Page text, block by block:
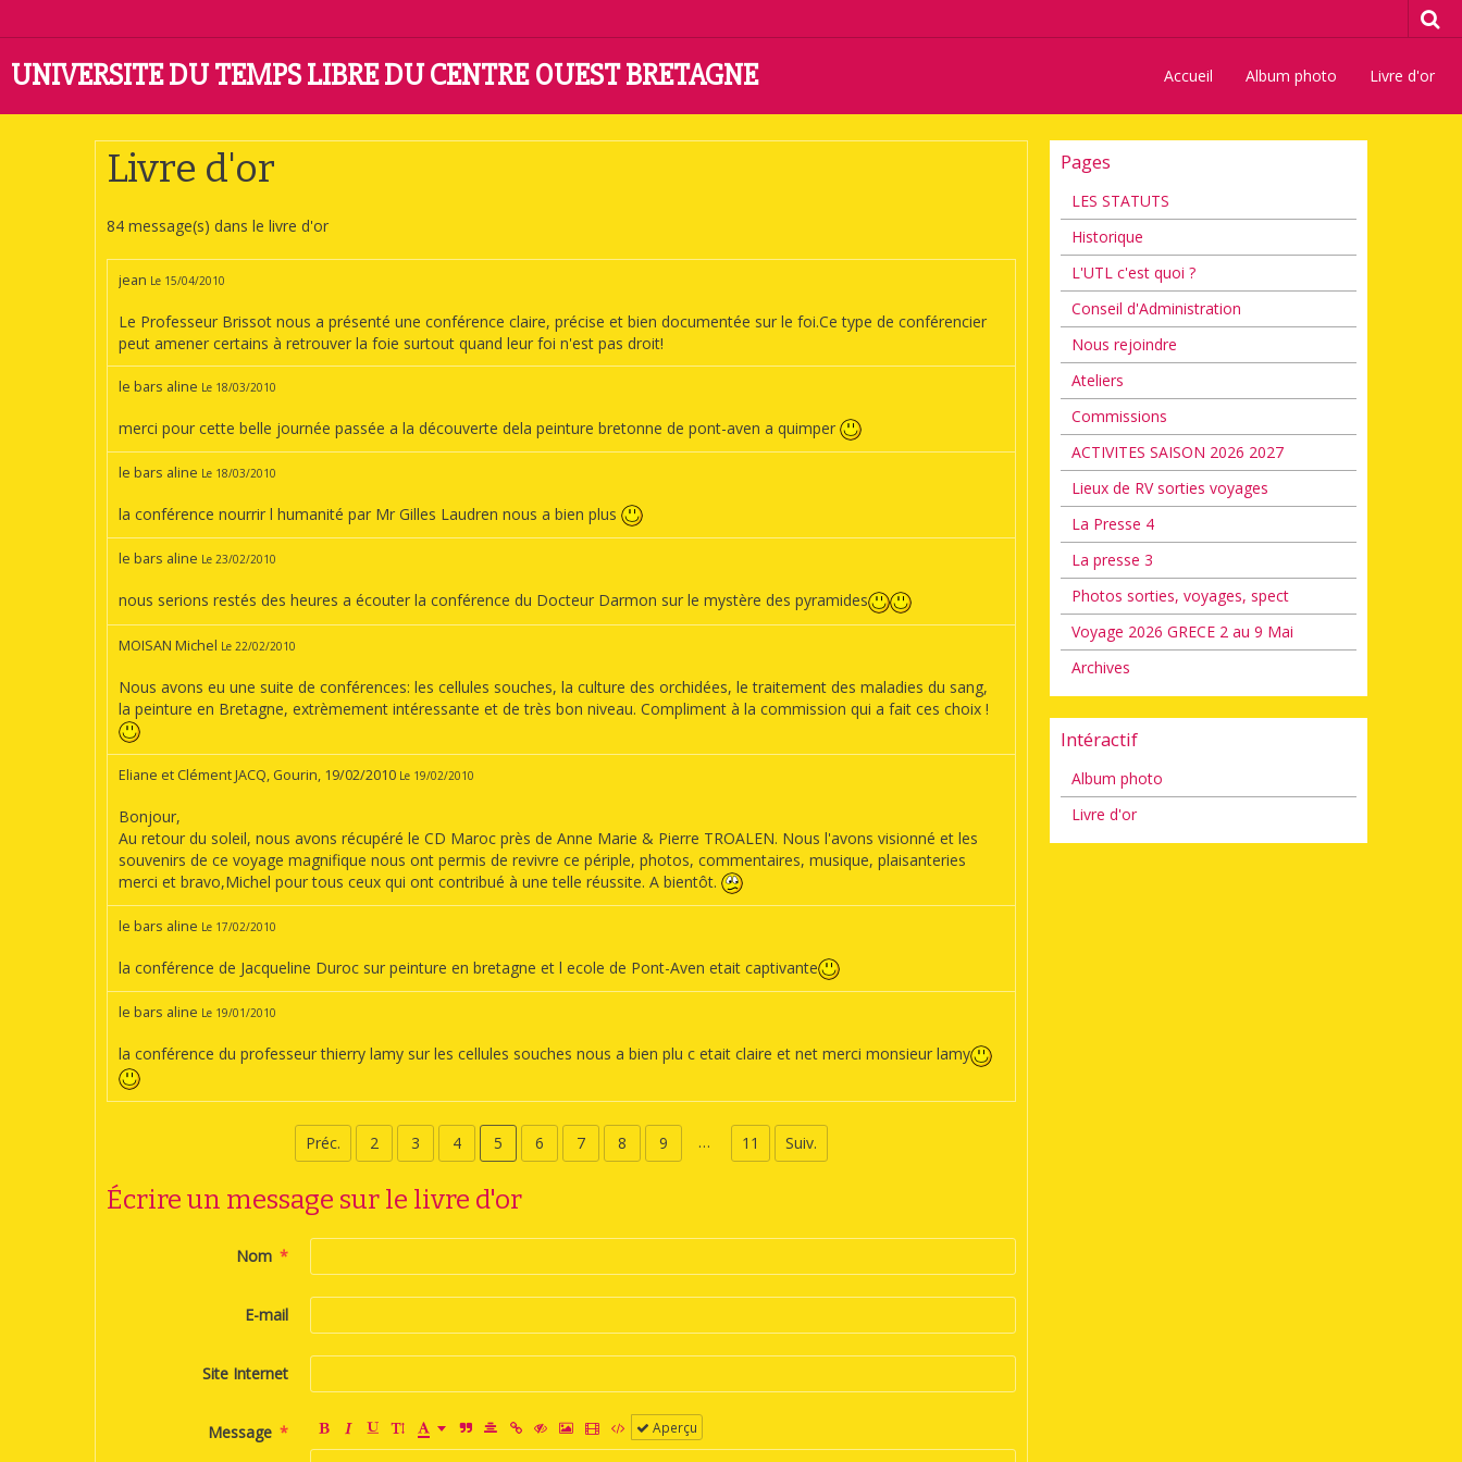
UNIVERSITE DU TEMPS LIBRE DU CENTRE OUEST BRETAGNE Accueil Album photo Livre d'or
Livre d'or
84 message(s) dans le livre d'or
jean Le 15/04/2010
Le Professeur Brissot nous a présenté une conférence claire, précise et bien documentée sur le foi.Ce type de conférencier
peut amener certains à retrouver la foie surtout quand leur foi n'est pas droit!
le bars aline Le 18/03/2010
merci pour cette belle journée passée a la découverte dela peinture bretonne de pont-aven a quimper
le bars aline Le 18/03/2010
la conférence nourrir l humanité par Mr Gilles Laudren nous a bien plus
le bars aline Le 23/02/2010
nous serions restés des heures a écouter la conférence du Docteur Darmon sur le mystère des pyramides
MOISAN Michel Le 22/02/2010
Nous avons eu une suite de conférences: les cellules souches, la culture des orchidées, le traitement des maladies du sang,
la peinture en Bretagne, extrèmement intéressante et de très bon niveau. Compliment à la commission qui a fait ces choix !
Eliane et Clément JACQ, Gourin, 19/02/2010 Le 19/02/2010
Bonjour,
Au retour du soleil, nous avons récupéré le CD Maroc près de Anne Marie & Pierre TROALEN. Nous l'avons visionné et les
souvenirs de ce voyage magnifique nous ont permis de revivre ce périple, photos, commentaires, musique, plaisanteries
merci et bravo,Michel pour tous ceux qui ont contribué à une telle réussite. A bientôt.
le bars aline Le 17/02/2010
la conférence de Jacqueline Duroc sur peinture en bretagne et l ecole de Pont-Aven etait captivante
le bars aline Le 19/01/2010
la conférence du professeur thierry lamy sur les cellules souches nous a bien plu c etait claire et net merci monsieur lamy
Préc. 2 3 4 5 6 7 8 9 11 Suiv.
Écrire un message sur le livre d'or
Nom
E-mail
Site Internet
Message Aperçu
Pages
LES STATUTS
Historique
L'UTL c'est quoi ?
Conseil d'Administration
Nous rejoindre
Ateliers
Commissions
ACTIVITES SAISON 2026 2027
Lieux de RV sorties voyages
La Presse 4
La presse 3
Photos sorties, voyages, spect
Voyage 2026 GRECE 2 au 9 Mai
Archives
Intéractif
Album photo
Livre d'or